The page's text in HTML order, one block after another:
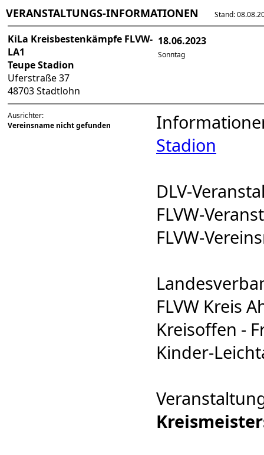
VERANSTALTUNGS-INFORMATIONEN Stand:
KiLa Kreisbestenkämpfe FLVW-
LA1
Teupe Stadion
Uferstraße 37
48703 Stadtlohn
18.06.2023
Sonntag
Ausrichter:
Vereinsname nicht gefunden
Stadion
DLV-
FLVW-
FLVW-
FLVW Kreis
Kreisoffen -
Kinder-